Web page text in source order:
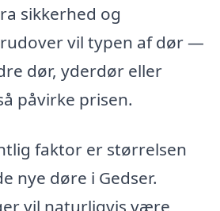
sikkerhed og
vil typen af dør —
dør, yderdør eller
påvirke prisen.
faktor er størrelsen
nye døre i Gedser.
vil naturligvis være